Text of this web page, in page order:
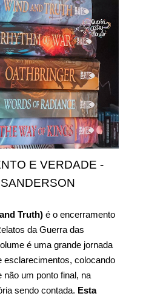
E VERDADE -
Truth) é o encerramento
da Guerra das
é uma grande jornada
esclarecimentos, colocando
não um ponto final, na
sendo contada. Esta